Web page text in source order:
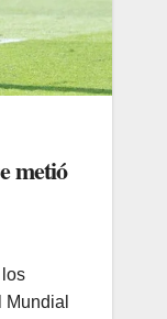
metió
Mundial